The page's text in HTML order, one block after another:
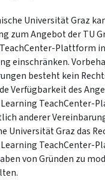
Universität Graz
zum Angebot der TU
Plattform
einschränken.
besteht kein
Verfügbarkeit des
TeachCenter-
anderer
Universität Graz das
TeachCenter-
von Gründen zu